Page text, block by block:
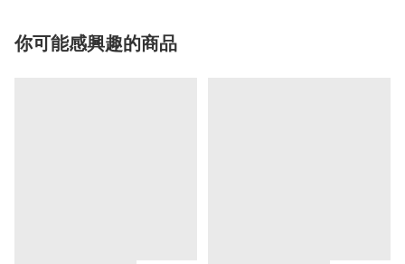
你可能感興趣的商品